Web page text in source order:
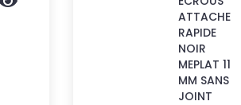
ATTACHE
RAPIDE
NOIR
MEPLAT 11
MM SANS
JOINT